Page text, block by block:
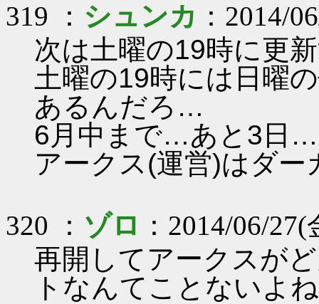
319 ： シュンカ ：2014/
次は土曜の19時に更
土曜の19時には日曜
あるんだろ…
6月中まで…あと3日…
アークス(運営)はダ
320 ： ゾロ ：2014/06/
再開してアークスが
トなんてことないよ